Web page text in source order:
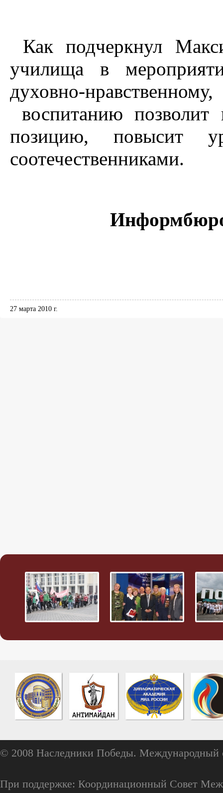
Как подчеркнул
училища в
духовно-
воспитанию
позицию, повысит
соотечественниками.
27 марта 2010 г.
© 2008 Наследники Победы. Международный
При поддержке: Координационный Совет